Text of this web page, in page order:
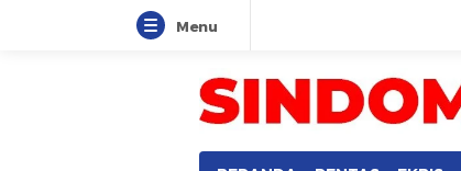
Menu
SINDOMANADO
Informatif dan Edukatif